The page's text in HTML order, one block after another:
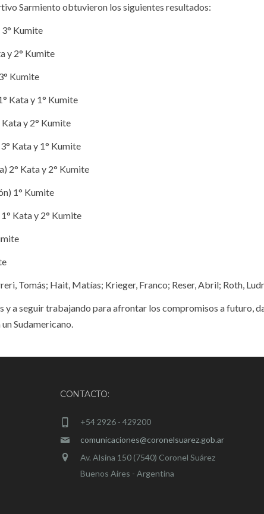
Sarmiento obtuvieron los siguientes resultados:
Kumite
y 2° Kumite
Kumite
Kata y 1° Kumite
y 2° Kumite
Kata y 1° Kumite
2° Kata y 2° Kumite
1° Kumite
Kata y 2° Kumite
Tomás; Hait, Matías; Krieger, Franco; Reser, Abril; Roth,
a seguir trabajando para afrontar los compromisos a futuro,
Sudamericano.
CONTACTO:
+54 2926 - 429200
comunicaciones@coronelsuarez.gob.ar
Av. Alsina 150 (7540) Coronel Suárez
Buenos Aires - Argentina